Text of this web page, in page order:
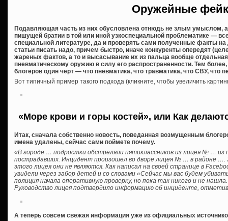
Оружейные
Подавляющая часть из них обусловлена отнюдь не злым умыслом,
пишущей братии в той или иной узкоспециальной проблематике —
специальной литературе, да и проверять сами полученные факты на
статьи писать надо, причем быстро, иначе конкуренты опередят
жареных фактов, а то и высасывание их из пальца вообще
пневматическому оружию в силу его распространенности. Тем
блогеров один черт — что пневматика, что травматика, что СВУ, что
Вот типичный пример такого подхода (кликните, чтобы увеличить
«Море крови и горы костей», или Как
Итак, сначала собственно новость, поведанная возмущенным
имена удалены, сейчас сами поймете почему.
«В городе … подростки обстреляли пятиклассников из лицея № … из
пострадавших. Инцидент произошел во дворе лицея № … в районе ….
этого лицея они не являются. Как написал на своей странице в
увидели через забор детей и со словами «Сейчас мы вас будем
полиция начала оперативную проверку, но пока так никого и не нашла.
Руководство лицея подтвердило информацию об инциденте,
А теперь совсем свежая информация уже из официальных